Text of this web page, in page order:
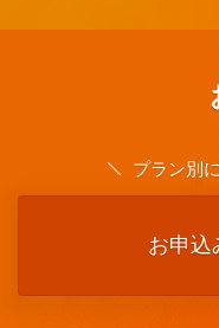
プラン別
お申込